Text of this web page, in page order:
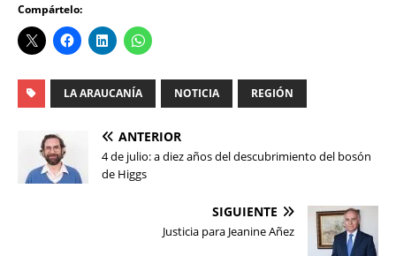
Compártelo:
LA ARAUCANÍA NOTICIA REGIÓN
ANTERIOR
4 de julio: a diez años del descubrimiento del bosón
de Higgs
SIGUIENTE
Justicia para Jeanine Añez